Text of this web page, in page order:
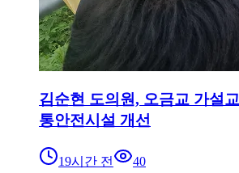
김순현 도의원, 오금교 가설
통안전시설 개선
19시간 전
40